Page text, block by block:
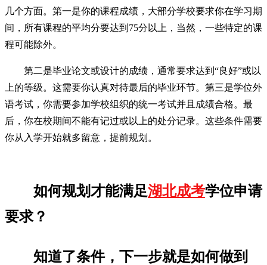
几个方面。第一是你的课程成绩，大部分学校要求你在学习期
间，所有课程的平均分要达到75分以上，当然，一些特定的课
程可能除外。
第二是毕业论文或设计的成绩，通常要求达到“良好”或以
上的等级。这需要你认真对待最后的毕业环节。第三是学位外
语考试，你需要参加学校组织的统一考试并且成绩合格。最
后，你在校期间不能有记过或以上的处分记录。这些条件需要
你从入学开始就多留意，提前规划。
如何规划才能满足湖北成考学位申请
要求？
知道了条件，下一步就是如何做到